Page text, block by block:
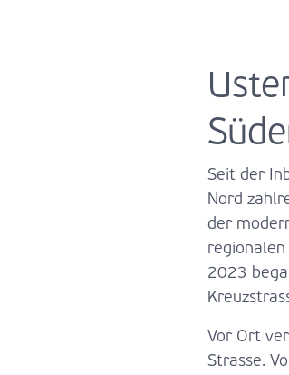
Seit der
Nord
der
2023
Vor Ort
Strasse.